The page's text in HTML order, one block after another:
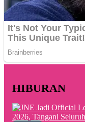
HIBURAN